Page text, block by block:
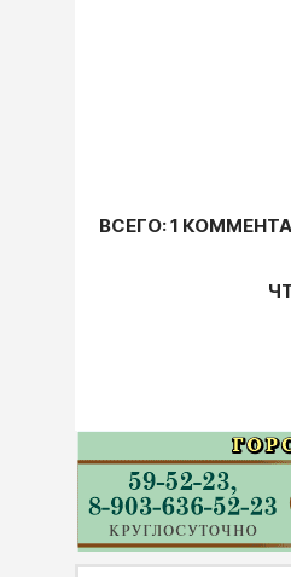
ВСЕГО: 1